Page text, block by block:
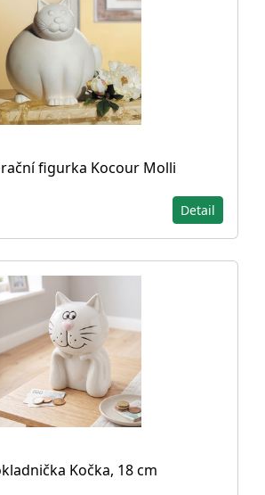
figurka Kocour Molli
Detail
Kočka, 18 cm